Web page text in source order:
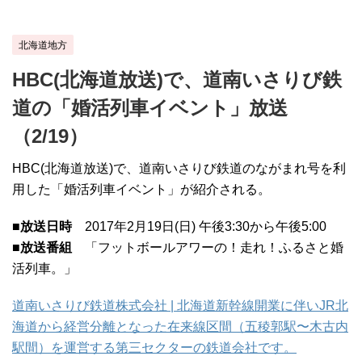
北海道地方
HBC(北海道放送)で、道南いさりび鉄
道の「婚活列車イベント」放送
（2/19）
HBC(北海道放送)で、道南いさりび鉄道のながまれ号を利
用した「婚活列車イベント」が紹介される。
■放送日時2017年2月19日(日) 午後3:30から午後5:00
■放送番組
「フットボールアワーの！走れ！ふるさと婚
活列車。」
道南いさりび鉄道株式会社 | 北海道新幹線開業に伴いJR北
海道から経営分離となった在来線区間（五稜郭駅〜木古内
駅間）を運営する第三セクターの鉄道会社です。